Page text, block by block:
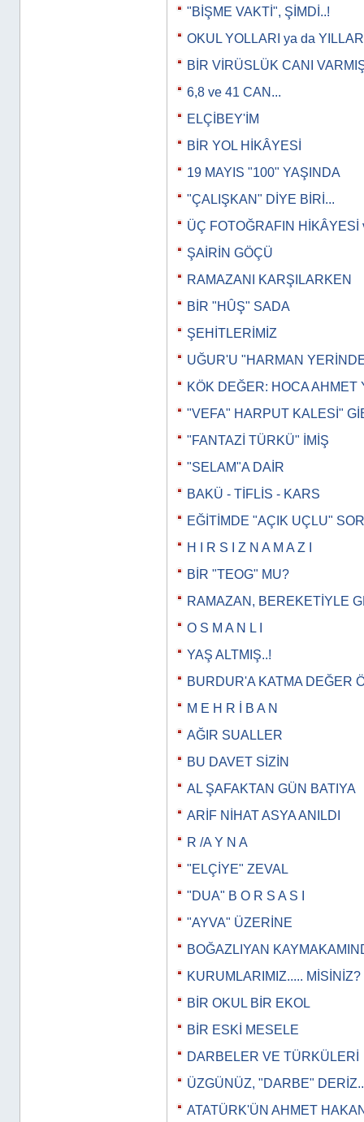
"BİŞME VAKTİ", ŞİMDİ..!
OKUL YOLLARI ya da
BİR VİRÜSLÜK CANI
6,8 ve 41 CAN...
ELÇİBEY'İM
BİR YOL HİKÂYESİ
19 MAYIS "100" YAŞINDA
"ÇALIŞKAN" DİYE BİRİ...
ÜÇ FOTOĞRAFIN HİKÂYESİ
ŞAİRİN GÖÇÜ
RAMAZANI KARŞILARKEN
BİR "HÛŞ" SADA
ŞEHİTLERİMİZ
UĞUR'U "HARMAN
KÖK DEĞER: HOCA AHMET
"VEFA" HARPUT KALESİ"
"FANTAZİ TÜRKÜ" İMİŞ
"SELAM"A DAİR
BAKÜ - TİFLİS - KARS
EĞİTİMDE "AÇIK UÇLU"
H I R S I Z N A M A Z I
BİR "TEOG" MU?
RAMAZAN, BEREKETİYLE
O S M A N L I
YAŞ ALTMIŞ..!
BURDUR'A KATMA DEĞER
M E H R İ B A N
AĞIR SUALLER
BU DAVET SİZİN
AL ŞAFAKTAN GÜN BATIYA
ARİF NİHAT ASYA ANILDI
R /A Y N A
"ELÇİYE" ZEVAL
"DUA" B O R S A S I
"AYVA" ÜZERİNE
BOĞAZLIYAN
KURUMLARIMIZ..... MİSİNİZ?
BİR OKUL BİR EKOL
BİR ESKİ MESELE
DARBELER VE TÜRKÜLERİ
ÜZGÜNÜZ, "DARBE"
ATATÜRK'ÜN AHMET